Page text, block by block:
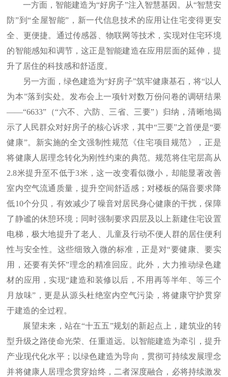
一方面，智能建造为“好房子”注入智慧基因。从“智慧安
防”到“全屋智能”，新一代信息技术的应用让住宅变得更安
全、更便捷。通过传感器、物联网等技术，实现对住宅环境
的智能感知和调节，这正是智能建造在应用层面的延伸，提
升了居住的科技感和舒适度。
另一方面，绿色建造为“好房子”筑牢健康基石，将“以人
为本”落到实处。发布会上一项针对数万份问卷的调研结果
——“6633”（“六不、六防、三省、三要”）归纳，清晰地揭
示了人民群众对好房子的核心诉求，其中“三要”之首便是“要
健康”。新实施的全文强制性规范《住宅项目规范》，正是
将健康人居理念转化为刚性约束的典范。规范将住宅层高从
2.8米提升至不低于3米，这一改变看似微小，却能显著改善
室内空气流通质量，提升空间舒适感；对楼板的隔音要求降
低10个分贝，有效减少了噪音对居民身心健康的干扰，保障
了静谧的休憩环境；同时强制要求四层及以上新建住宅设置
电梯，极大地提升了老人、儿童及行动不便人群的居住便利
性与安全性。这些细致入微的标准，正是对“要健康、要实
用，还要有关怀”理念的精准回应。此外，大力推动绿色建
材的应用，实现“建造和装修以后，不用再等半年、等三个
月放味”，更是从源头杜绝室内空气污染，将健康守护贯穿
于建造的全过程。
展望未来，站在“十五五”规划的新起点上，建筑业的转
型升级之路使命光荣、任重道远。以智能建造为牵引，提升
产业现代化水平；以绿色建造为导向，贯彻可持续发展理念
并将健康人居理念贯穿始终，二者深度融合，必将持续激发